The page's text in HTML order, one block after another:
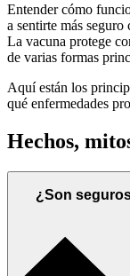
Entender cómo
a sentirte más
La vacuna protege
de varias formas
Aquí están los
qué enfermedades
Hechos,
¿Son